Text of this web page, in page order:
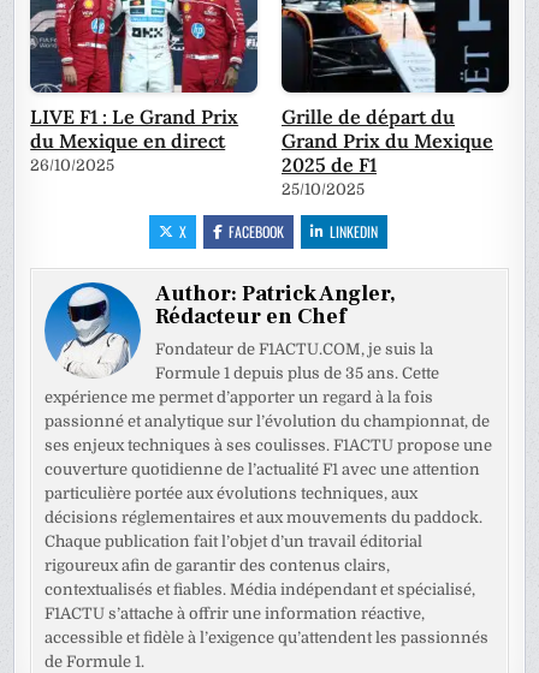
LIVE F1 : Le Grand Prix
du Mexique en direct
26/10/2025
Grille de départ du
Grand Prix du Mexique
2025 de F1
25/10/2025
X FACEBOOK LINKEDIN
Author:Patrick Angler,
Rédacteur en Chef
Fondateur de F1ACTU.COM, je suis la
Formule 1 depuis plus de 35 ans. Cette
expérience me permet d’apporter un regard à la fois
passionné et analytique sur l’évolution du championnat, de
ses enjeux techniques à ses coulisses. F1ACTU propose une
couverture quotidienne de l’actualité F1 avec une attention
particulière portée aux évolutions techniques, aux
décisions réglementaires et aux mouvements du paddock.
Chaque publication fait l’objet d’un travail éditorial
rigoureux afin de garantir des contenus clairs,
contextualisés et fiables. Média indépendant et spécialisé,
F1ACTU s’attache à offrir une information réactive,
accessible et fidèle à l’exigence qu’attendent les passionnés
de Formule 1.